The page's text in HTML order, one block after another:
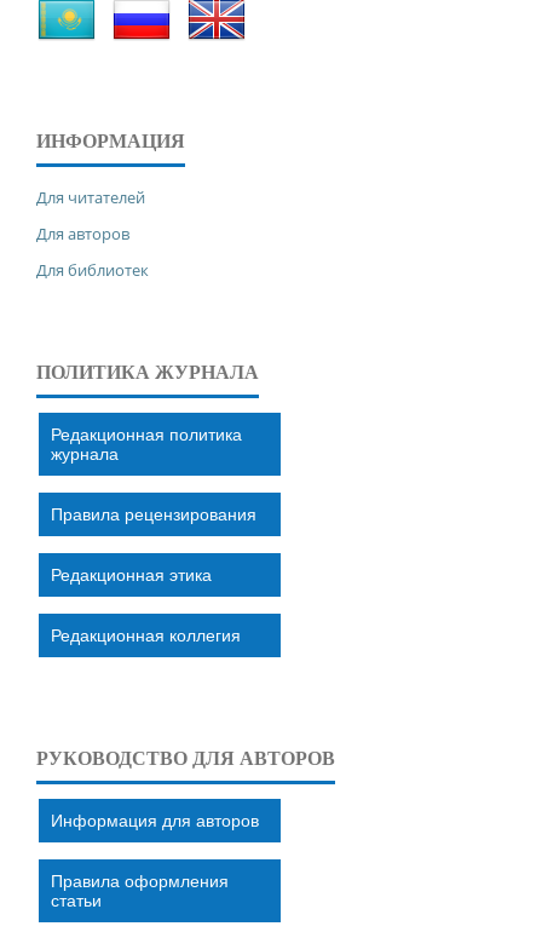
ИНФОРМАЦИЯ
Для читателей
Для авторов
Для библиотек
ПОЛИТИКА ЖУРНАЛА
Редакционная политика
журнала
Правила рецензирования
Редакционная этика
Редакционная коллегия
РУКОВОДСТВО ДЛЯ АВТОРОВ
Информация для авторов
Правила оформления
статьи